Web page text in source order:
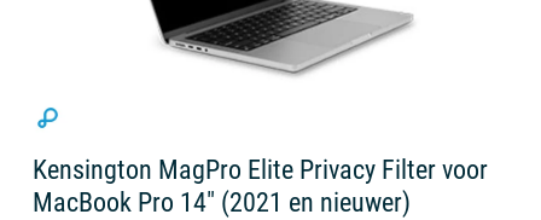
Kensington MagPro Elite Privacy Filter voor
MacBook Pro 14" (2021 en nieuwer)